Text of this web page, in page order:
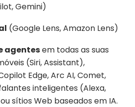
Gemini)
(Google Lens, Amazon Lens)
agentesem todas as suas
(Siri, Assistant),
Edge, Arc AI, Comet,
inteligentes (Alexa,
sítios Web baseados em IA.